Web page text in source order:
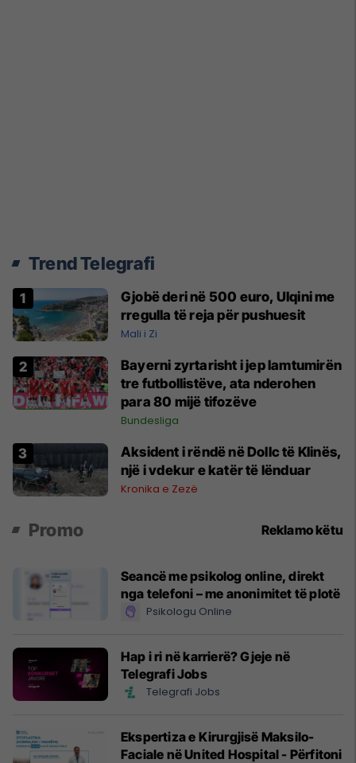
Trend Telegrafi
Gjobë deri në 500 euro, Ulqini me
rregulla të reja për pushuesit
Mali i Zi
Bayerni zyrtarisht i jep lamtumirën
tre futbollistëve, ata nderohen
para 80 mijë tifozëve
Bundesliga
Aksident i rëndë në Dollc të Klinës,
një i vdekur e katër të lënduar
Kronika e Zezë
Promo Reklamo këtu
Seancë me psikolog online, direkt
nga telefoni – me anonimitet të plotë
Psikologu Online
Hap i ri në karrierë? Gjeje në
Telegrafi Jobs
Telegrafi Jobs
Ekspertiza e Kirurgjisë Maksilo-
Faciale në United Hospital - Përfitoni